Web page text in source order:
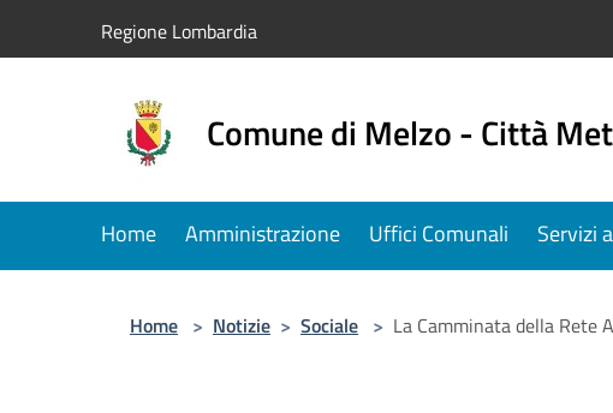
Regione Lombardia
Comune di Melzo - Città
Home Amministrazione Uffici Comunali Servizi
Home > Notizie > Sociale > La Camminata della Rete